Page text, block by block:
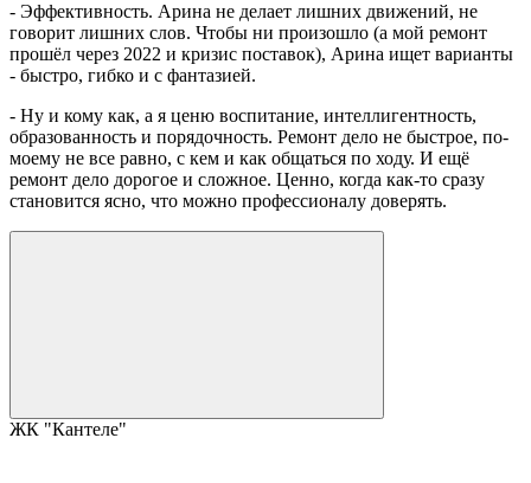
- Эффективность. Арина не делает лишних движений, не
говорит лишних слов. Чтобы ни произошло (а мой ремонт
прошёл через 2022 и кризис поставок), Арина ищет варианты
- быстро, гибко и с фантазией.
- Ну и кому как, а я ценю воспитание, интеллигентность,
образованность и порядочность. Ремонт дело не быстрое, по-
моему не все равно, с кем и как общаться по ходу. И ещё
ремонт дело дорогое и сложное. Ценно, когда как-то сразу
становится ясно, что можно профессионалу доверять.
ЖК "Кантеле"